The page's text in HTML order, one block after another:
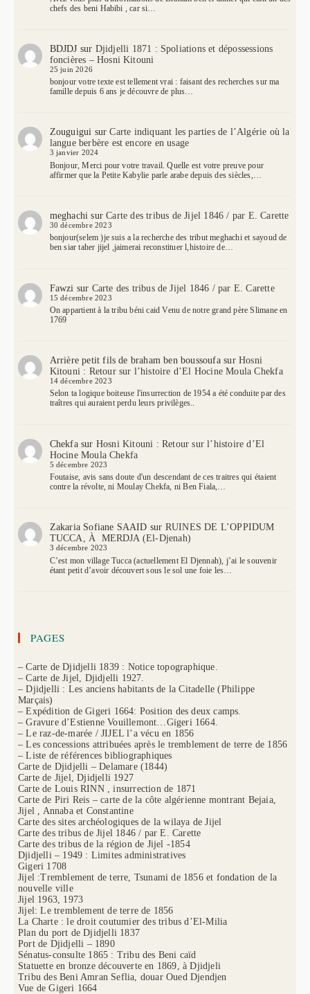
chefs des beni Habibi , car si…
BDJDJ sur Djidjelli 1871 : Spoliations et dépossessions
foncières – Hosni Kitouni
25 juin 2026
bonjour votre texte est tellement vrai : faisant des recherches sur ma
famille depuis 6 ans je découvre de plus…
Zouguigui surCarte indiquant les parties de l’Algérie où la
langue berbère est encore en usage
3 janvier 2024
Bonjour, Merci pour votre travail. Quelle est votre preuve pour
affirmer que la Petite Kabylie parle arabe depuis des siècles,…
meghachi surCarte des tribus de Jijel 1846 / par E. Carette
30 décembre 2023
bonjour(selem )je suis a la recherche des tribut meghachi et sayoud de
ben siar taher jijel ,jaimerai reconstituer l,histoire de…
Fawzi sur Carte des tribus de Jijel 1846 / par E. Carette
15 décembre 2023
On appartient à la tribu béni caid Venu de notre grand père Slimane en
1769
Arrière petit fils de braham ben boussoufasur Hosni
Kitouni : Retour sur l’histoire d’El Hocine Moula Chekfa
14 décembre 2023
Selon ta logique boiteuse l'insurrection de 1954 a été conduite par des
traîtres qui auraient perdu leurs privilèges..
Chekfasur Hosni Kitouni : Retour sur l’histoire d’El
Hocine Moula Chekfa
5 décembre 2023
Foutaise, avis sans doute d'un descendant de ces traitres qui étaient
contre la révolte, ni Moulay Chekfa, ni Ben Fiala,…
Zakaria Sofiane SAAID sur RUINES DE L’OPPIDUM
TUCCA, À MERDJA (El-Djenah)
3 décembre 2023
C’est mon village Tucca (actuellement El Djennah), j’ai le souvenir
étant petit d’avoir découvert sous le sol une foie les…
PAGES
– Carte de Djidjelli 1839 : Notice topographique.
– Carte de Jijel, Djidjelli 1927.
– Djidjelli : Les anciens habitants de la Citadelle (Philippe
Marçais)
– Expédition de Gigeri 1664: Position des deux camps.
– Gravure d’Estienne Vouillemont…Gigeri 1664.
– Le raz-de-marée / JIJEL l’a vécu en 1856
– Les concessions attribuées après le tremblement de terre de 1856
– Liste de références bibliographiques
Carte de Djidjelli – Delamare (1844)
Carte de Jijel, Djidjelli 1927
Carte de Louis RINN , insurrection de 1871
Carte de Piri Reis – carte de la côte algérienne montrant Bejaia,
Jijel , Annaba et Constantine
Carte des sites archéologiques de la wilaya de Jijel
Carte des tribus de Jijel 1846 / par E. Carette
Carte des tribus de la région de Jijel -1854
Djidjelli – 1949 : Limites administratives
Gigeri 1708
Jijel :Tremblement de terre, Tsunami de 1856 et fondation de la
nouvelle ville
Jijel 1963, 1973
Jijel: Le tremblement de terre de 1856
La Charte : le droit coutumier des tribus d’El-Milia
Plan du port de Djidjelli 1837
Port de Djidjelli – 1890
Sénatus-consulte 1865 : Tribu des Beni caïd
Statuette en bronze découverte en 1869, à Djidjeli
Tribu des Beni Amran Seflia, douar Oued Djendjen
Vue de Gigeri 1664